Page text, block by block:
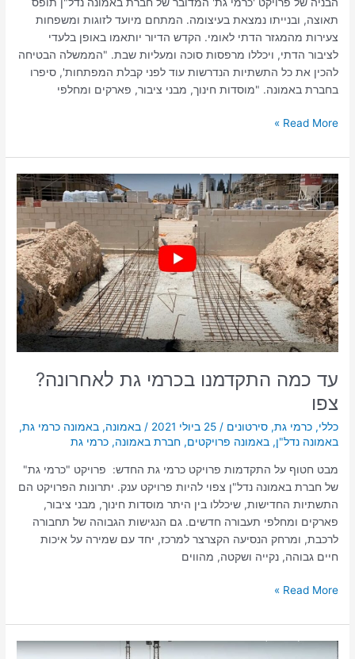
תאוצה, ובנייתו נמצאת בעיצומה. המתחם מיועד לזוגות ומשפחות
צעירות מהמגזר הדתי לאומי. הקדש הדיור יותאמו באופן בלעדי
לציבור הדתי, ויכללו מרפסות סוכה ומעליות שבת. "הממשלה הבטיחה
להכין את כל התשתיות הנדרשות עוד לפני קבלת המפתחות', סיפרו
בחברת באמונה. "מוסדות חינוך, מבני ציבור, פארקים ומחלפי
Read More »
עד כמה התקדמנו בכרמי גת לאחרונה?
צפו
כללי,כרמי גת,סירטונים /25 ביולי 2021 /באמונה,באמונה כרמי גת,
באמונה נדל"ן,באמונה פרויקטים,חברת באמונה,כרמי גת
מבט חטוף על התקדמות פרויקט כרמי גת החדש: פרויקט "כרמי גת"
של חברת באמונה נדל"ן צפוי להיות פרויקט ענק. יתרונות הפרויקט הם
התשתיות החדישות, שיכללו בין היתר מוסדות חינוך, מבני ציבור,
פארקים ומחלפי תעבורה חדשים. גם הנגישות הגבוהה של תחבורה
לרכבת, ומרחק הנסיעה הקצרצר למרכז, יחד עם שמירה על איכות
חיים גבוהה, נקייה ושקטה, מהווים
עד
כמה
התקדמנו
בכרמי
גת
לאחרונה?
צפו
Read More »
מבט